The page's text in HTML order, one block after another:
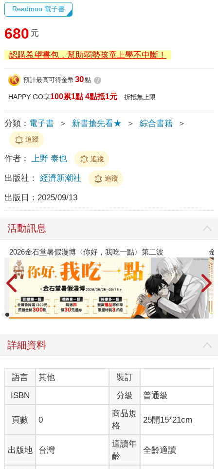
Readmoo 電子書
680 元
認購希望書包，幫助弱勢孩童上學不中斷！
預計最高可得金幣 30點 ?
HAPPY GO享100累1點 4點抵1元 折抵無上限
分類： 電子書 ＞ 新書搶先看★ ＞ 綜合書籍 ＞
追蹤
作者： 上野 泰也 追蹤
出版社： 經濟新潮社 追蹤
出版日： 2025/09/13
活動訊息
金石堂2026海外優惠：電子書
詳細資料
語言 其他
裝訂
ISBN
分級 普通級
頁數 0
商品規
格
25開15*21cm
出版地 台灣
適讀年
齡
全齡適讀